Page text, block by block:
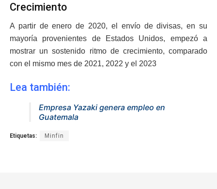
Crecimiento
A partir de enero de 2020, el envío de divisas, en su
mayoría provenientes de Estados Unidos, empezó a
mostrar un sostenido ritmo de crecimiento, comparado
con el mismo mes de 2021, 2022 y el 2023
Lea también:
Empresa Yazaki genera empleo en
Guatemala
Etiquetas: Minfin